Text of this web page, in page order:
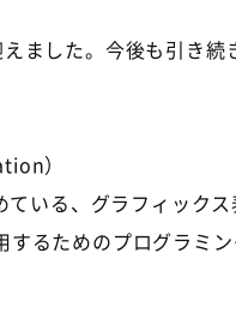
ました。今後も引き
）
いる、グラフィック
るためのプログラミン